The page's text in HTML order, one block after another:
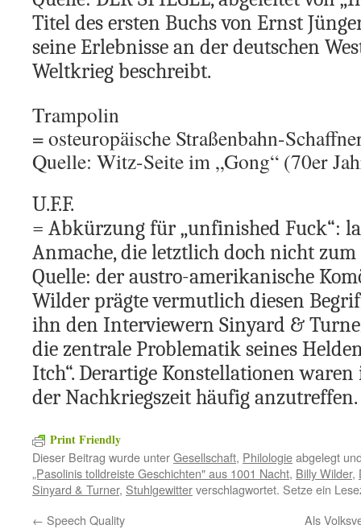
Titel des ersten Buchs von Ernst
seine Erlebnisse an der deutschen
Weltkrieg beschreibt.
Trampolin
= osteuropäische Straßenbahn-
Quelle: Witz-Seite im „Gong“ (70er
U.F.F.
= Abkürzung für „unfinished Fuck“:
Anmache, die letztlich doch nicht
Quelle: der austro-amerikanische
Wilder prägte vermutlich diesen
ihn den Interviewern Sinyard &
die zentrale Problematik seines
Itch“. Derartige Konstellationen
der Nachkriegszeit häufig anzutreffen.
Print Friendly
Dieser Beitrag wurde unterGesellschaft, Philologieabgelegt
„Pasolinis tolldreiste Geschichten" aus 1001 Nacht, Billy Wilder,
Sinyard & Turner, Stuhlgewitterverschlagwortet. Setze ein
← Speech Quality Als